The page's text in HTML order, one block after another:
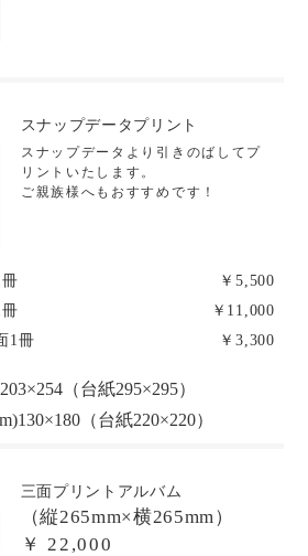
スナップデータプリント
スナップデータより引きのばしてプ
リントいたします。
ご親族様へもおすすめです！
￥5,500
￥11,000
1冊
￥3,300
203×254（台紙295×295）
130×180（台紙220×220）
三面プリントアルバム
（縦265mm×横265mm）
￥ 22,000